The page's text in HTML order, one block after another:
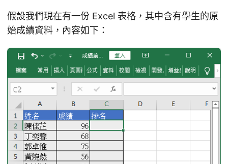
假設我們現在有一份 Excel 表格，其中含有學生的原
始成績資料，內容如下：